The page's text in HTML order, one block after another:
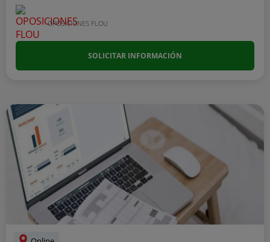
OPOSICIONES FLOU
SOLICITAR INFORMACIÓN